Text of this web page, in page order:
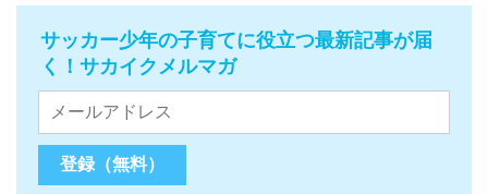
サッカー少年の子育てに役立つ最新記事が届
く！サカイクメルマガ